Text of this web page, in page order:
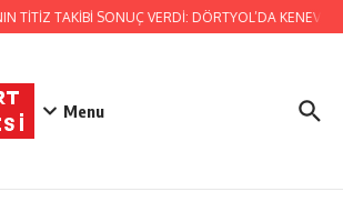
TİTİZ TAKİBİ SONUÇ VERDİ: DÖRTYOL’DA KENEVİR
Menu